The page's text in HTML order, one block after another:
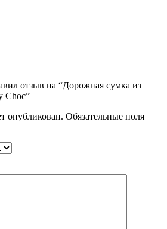
отзыв на “Дорожная сумка из
Choc”
опубликован. Обязательные поля